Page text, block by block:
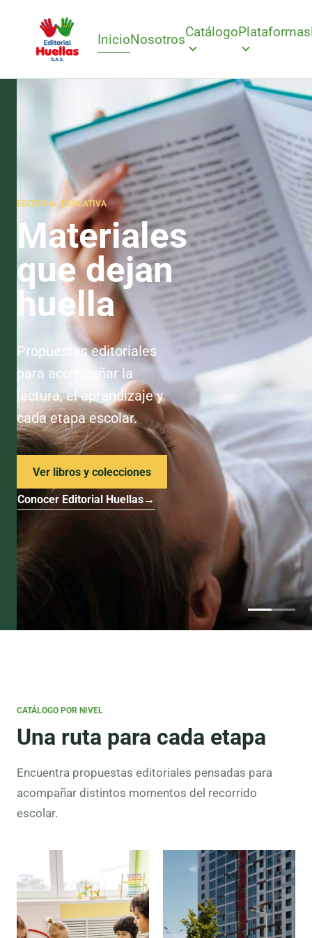
InicioNosotrosCatálogoPlataformas
EDITORIAL EDUCATIVA
Materiales
que dejan
huella
Propuestas editoriales
para acompañar la
lectura, el aprendizaje y
cada etapa escolar.
Ver libros y colecciones
Conocer Editorial Huellas→
CATÁLOGO POR NIVEL
Una ruta para cada etapa
Encuentra propuestas editoriales pensadas para
acompañar distintos momentos del recorrido
escolar.
Preescolar
Lectura
inicial,